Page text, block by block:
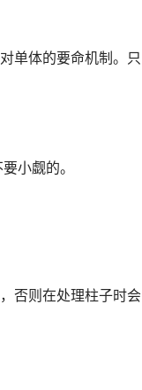
单体的要命机制。只
小觑的。
否则在处理柱子时会